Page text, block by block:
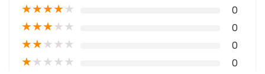
★★★★★ 0
★★★★★ 0
★★★★★ 0
★★★★★ 0